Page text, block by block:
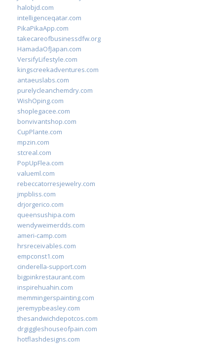
halobjd.com
intelligenceqatar.com
PikaPikaApp.com
takecareofbusinessdfw.org
HamadaOfJapan.com
VersifyLifestyle.com
kingscreekadventures.com
antaeuslabs.com
purelycleanchemdry.com
WishOping.com
shoplegacee.com
bonvivantshop.com
CupPlante.com
mpzin.com
stcreal.com
PopUpFlea.com
valueml.com
rebeccatorresjewelry.com
jmpbliss.com
drjorgerico.com
queensushipa.com
wendyweimerdds.com
ameri-camp.com
hrsreceivables.com
empconst1.com
cinderella-support.com
bigpinkrestaurant.com
inspirehuahin.com
memmingerspainting.com
jeremypbeasley.com
thesandwichdepotcos.com
drgiggleshouseofpain.com
hotflashdesigns.com